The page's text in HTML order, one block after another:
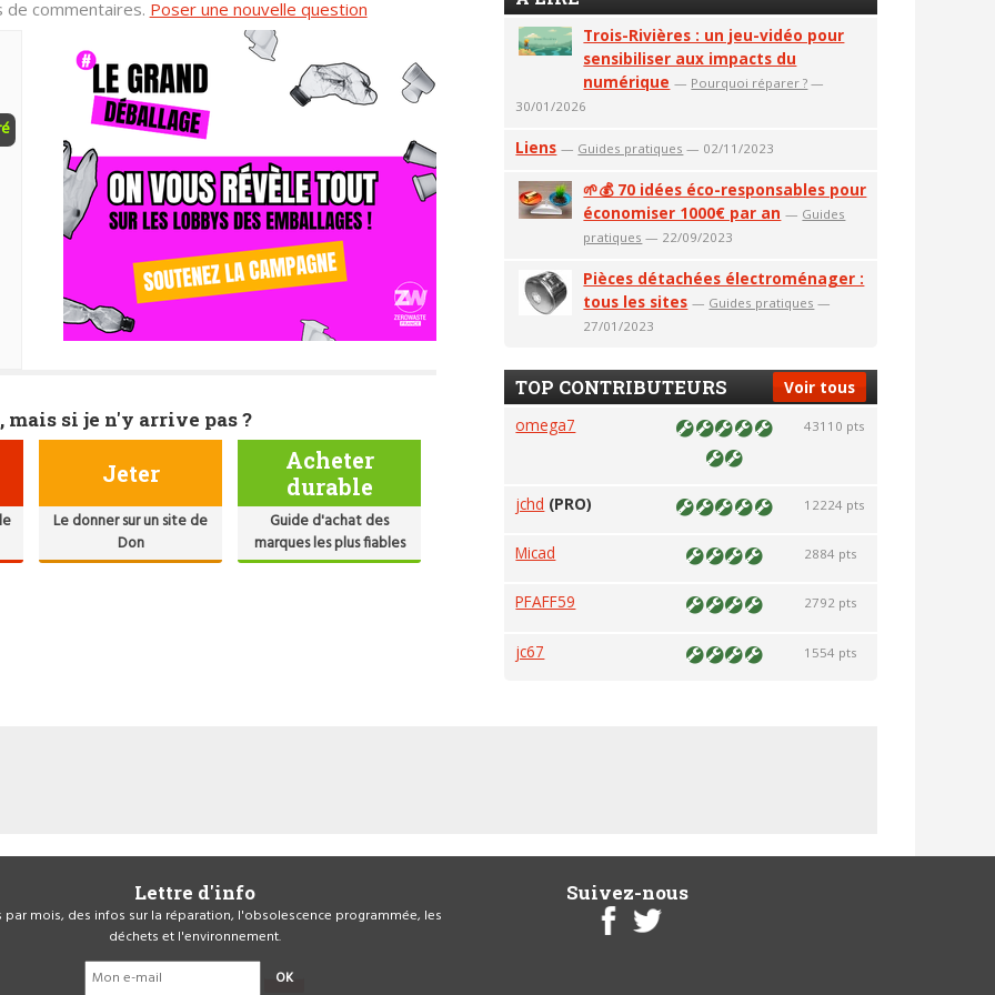
commentaires. Poser une nouvelle question
mais si je n'y arrive pas ?
Jeter
Le donner sur un site de
Don
Acheter
durable
Guide d'achat des
marques les plus fiables
Trois-Rivières : un jeu-vidéo pour
sensibiliser aux impacts du
numérique — Pourquoi réparer ? —
30/01/2026
Liens — Guides pratiques — 02/11/2023
🌱💰 70 idées éco-responsables pour
économiser 1000€ par an — Guides
pratiques — 22/09/2023
Pièces détachées électroménager :
tous les sites — Guides pratiques —
27/01/2023
Voir tous
TOP CONTRIBUTEURS
omega7 43110 pts
jchd (PRO) 12224 pts
Micad 2884 pts
PFAFF59 2792 pts
jc67 1554 pts
Lettre d'info
par mois, des infos sur la réparation, l'obsolescence programmée, les
déchets et l'environnement.
OK
Suivez-nous